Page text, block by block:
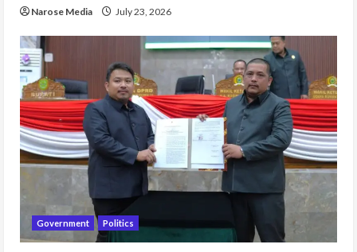
Narose Media July 23, 2026
Government Politics